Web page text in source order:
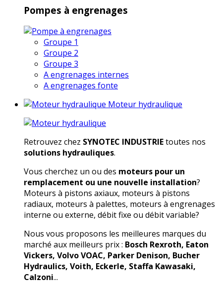
Pompes à engrenages
Groupe 1
Groupe 2
Groupe 3
A engrenages internes
A engrenages fonte
Moteur hydraulique
Retrouvez chez SYNOTEC INDUSTRIEtoutes nos
solutions hydrauliques.
Vous cherchez un ou des moteurs pour un
remplacement ou une nouvelle installation?
Moteurs à pistons axiaux, moteurs à pistons
radiaux, moteurs à palettes, moteurs à engrenages
interne ou externe, débit fixe ou débit variable?
Nous vous proposons les meilleures marques du
marché aux meilleurs prix : Bosch Rexroth, Eaton
Vickers, Volvo VOAC, Parker Denison, Bucher
Hydraulics, Voith, Eckerle, Staffa Kawasaki,
Calzoni...